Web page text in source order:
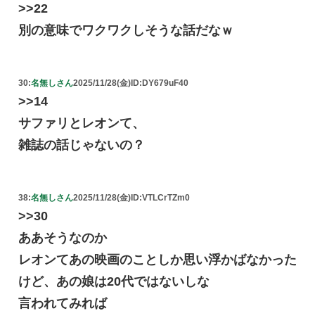
>>22
別の意味でワクワクしそうな話だなｗ
30:名無しさん2025/11/28(金)ID:DY679uF40
>>14
サファリとレオンて、
雑誌の話じゃないの？
38:名無しさん2025/11/28(金)ID:VTLCrTZm0
>>30
ああそうなのか
レオンてあの映画のことしか思い浮かばなかった
けど、あの娘は20代ではないしな
言われてみれば